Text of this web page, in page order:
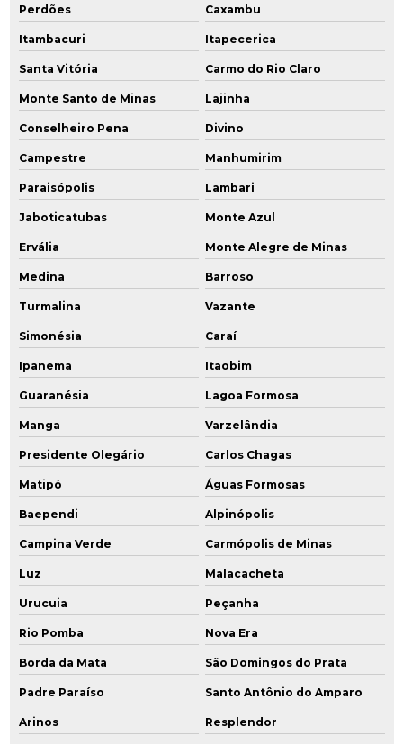
Perdões Caxambu
Itambacuri Itapecerica
Santa Vitória Carmo do Rio Claro
Monte Santo de Minas Lajinha
Conselheiro Pena Divino
Campestre Manhumirim
Paraisópolis Lambari
Jaboticatubas Monte Azul
Ervália Monte Alegre de Minas
Medina Barroso
Turmalina Vazante
Simonésia Caraí
Ipanema Itaobim
Guaranésia Lagoa Formosa
Manga Varzelândia
Presidente Olegário Carlos Chagas
Matipó Águas Formosas
Baependi Alpinópolis
Campina Verde Carmópolis de Minas
Luz Malacacheta
Urucuia Peçanha
Rio Pomba Nova Era
Borda da Mata São Domingos do Prata
Padre Paraíso Santo Antônio do Amparo
Arinos Resplendor